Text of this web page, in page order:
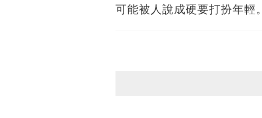
可能被人說成硬要打扮年輕。